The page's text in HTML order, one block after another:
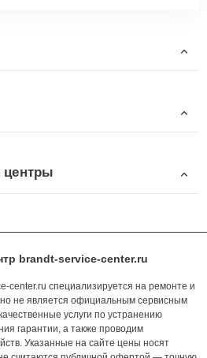
brandt-service-center.ru
center.ru специализируется на ремонте и
не является официальным сервисным
услуги по устранению
гарантии, а также проводим
Указанные на сайте цены носят